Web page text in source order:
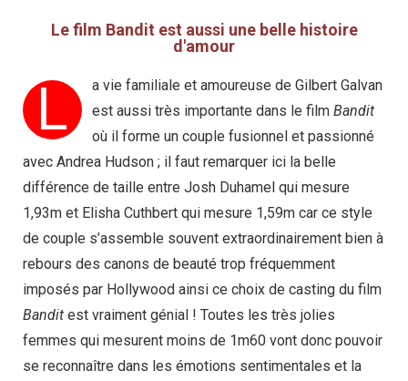
Le film Bandit est aussi une belle histoire
d'amour
L
a vie familiale et amoureuse de Gilbert Galvan
est aussi très importante dans le film Bandit
où il forme un couple fusionnel et passionné
avec Andrea Hudson ; il faut remarquer ici la belle
différence de taille entre Josh Duhamel qui mesure
1,93m et Elisha Cuthbert qui mesure 1,59m car ce style
de couple s’assemble souvent extraordinairement bien à
rebours des canons de beauté trop fréquemment
imposés par Hollywood ainsi ce choix de casting du film
Bandit est vraiment génial ! Toutes les très jolies
femmes qui mesurent moins de 1m60 vont donc pouvoir
se reconnaître dans les émotions sentimentales et la